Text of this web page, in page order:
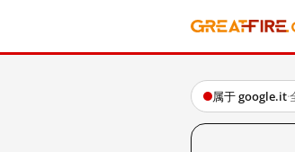
属于 google.it·